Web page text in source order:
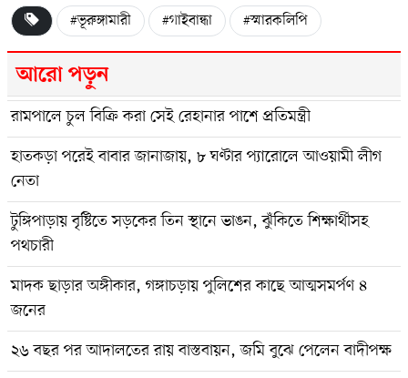
#ভূরুঙ্গামারী #গাইবান্ধা #স্মারকলিপি
আরো পড়ুন
রামপালে চুল বিক্রি করা সেই রেহানার পাশে প্রতিমন্ত্রী
হাতকড়া পরেই বাবার জানাজায়, ৮ ঘণ্টার প্যারোলে আওয়ামী লীগ
নেতা
টুঙ্গিপাড়ায় বৃষ্টিতে সড়কের তিন স্থানে ভাঙন, ঝুঁকিতে শিক্ষার্থীসহ
পথচারী
মাদক ছাড়ার অঙ্গীকার, গঙ্গাচড়ায় পুলিশের কাছে আত্মসমর্পণ ৪
জনের
২৬ বছর পর আদালতের রায় বাস্তবায়ন, জমি বুঝে পেলেন বাদীপক্ষ